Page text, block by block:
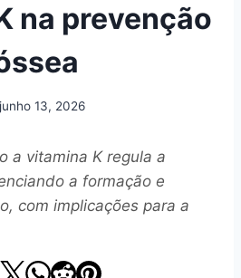
na prevenção
junho 13, 2026
a vitamina K regula a
a formação e
com implicações para a